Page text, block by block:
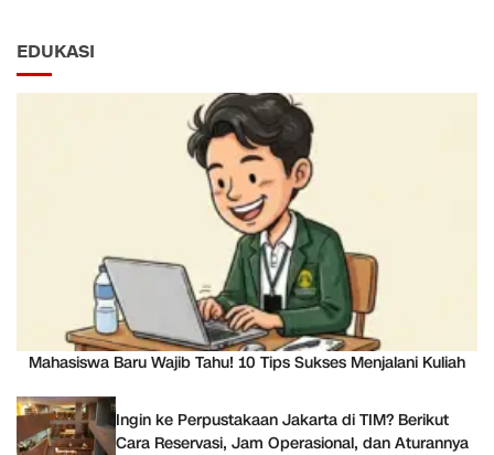
EDUKASI
Mahasiswa Baru Wajib Tahu! 10 Tips Sukses Menjalani Kuliah
Ingin ke Perpustakaan Jakarta di TIM? Berikut
Cara Reservasi, Jam Operasional, dan Aturannya